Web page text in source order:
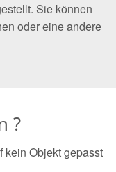
Sie können
oder eine andere
?
kein Objekt gepasst